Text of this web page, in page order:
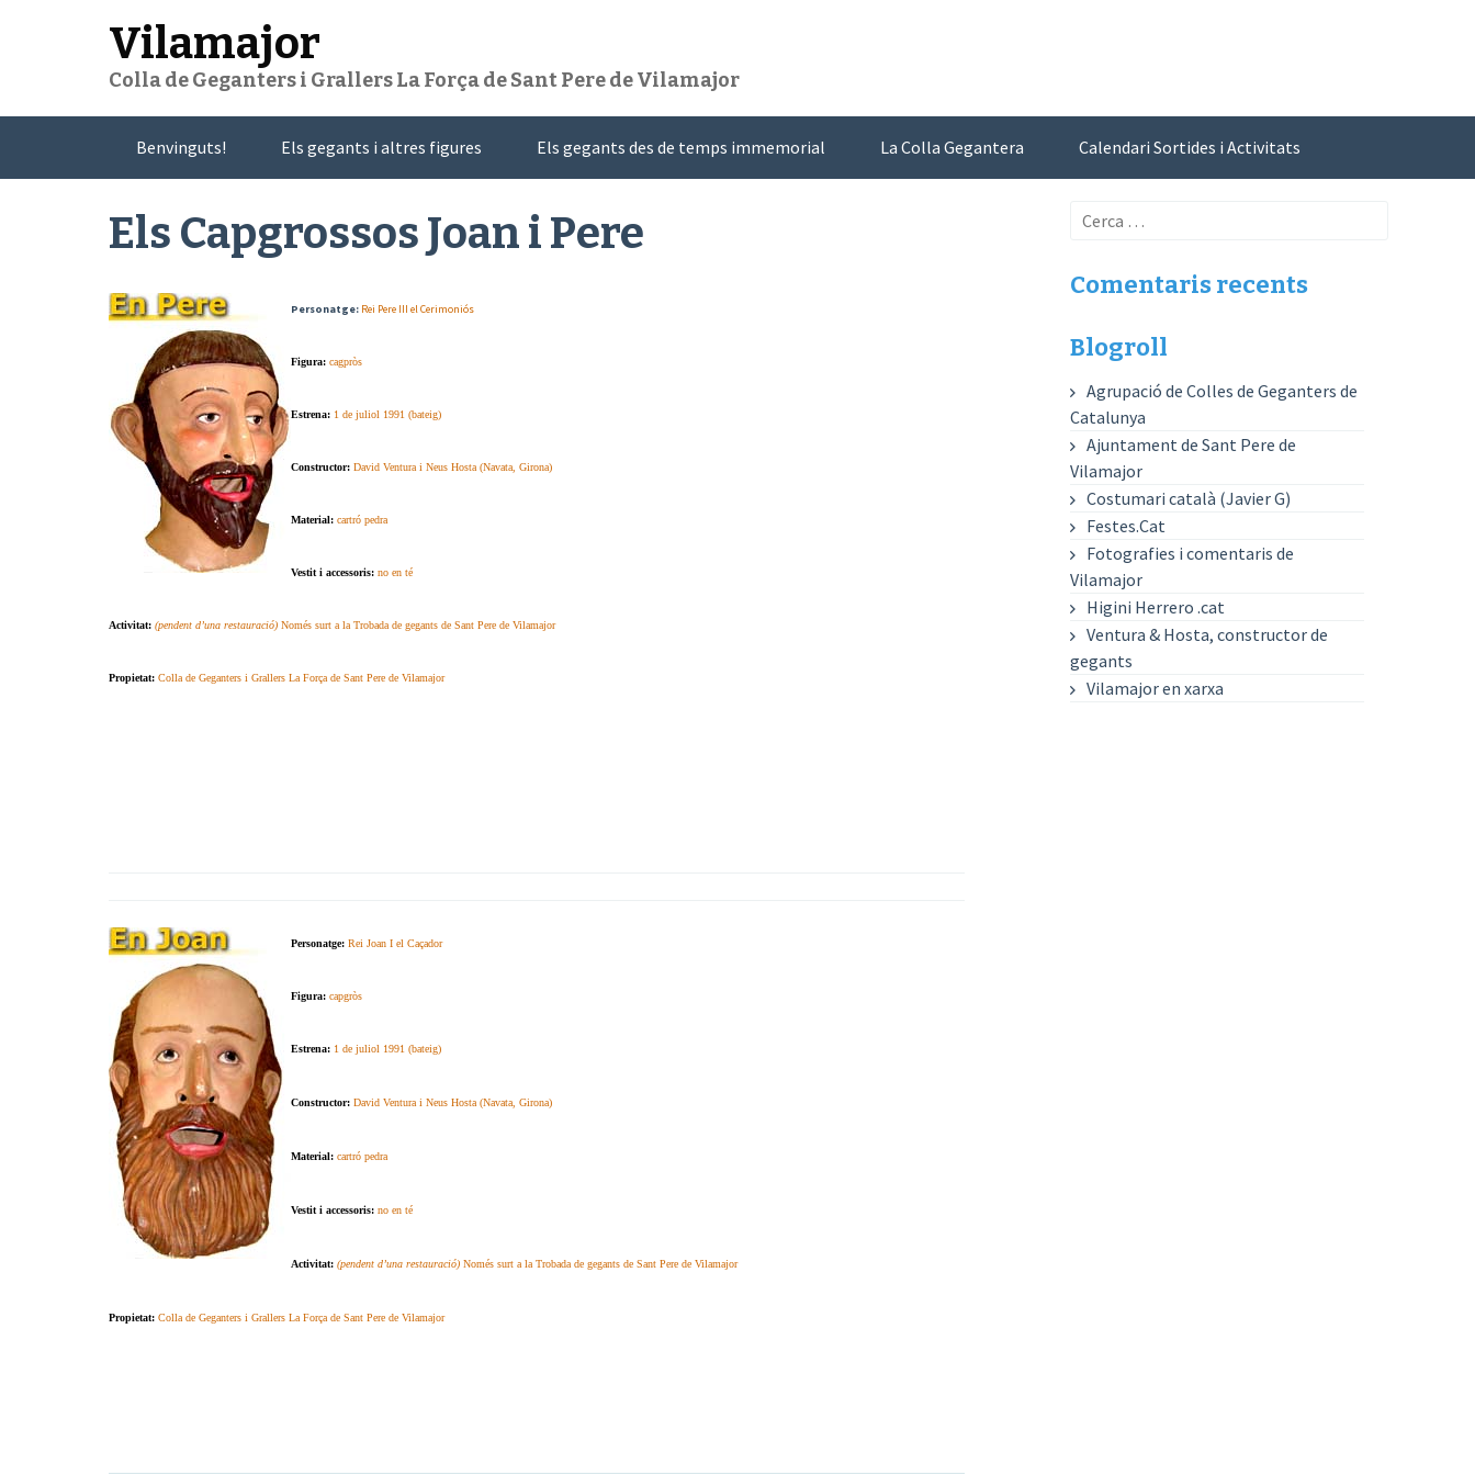
Vilamajor
Colla de Geganters i Grallers La Força de Sant Pere de Vilamajor
Benvinguts! Els gegants i altres figures Els gegants des de temps immemorial La Colla Gegantera Calendari Sortides i Activitats
Els Capgrossos Joan i Pere
Personatge: Rei Pere III el Cerimoniós
Figura: cagpròs
Estrena: 1 de juliol 1991 (bateig)
Constructor: David Ventura i Neus Hosta (Navata, Girona)
Material: cartró pedra
Vestit i accessoris: no en té
Activitat: (pendent d’una restauració)Només surt a la Trobada de gegants de Sant Pere de Vilamajor
Propietat: Colla de Geganters i Grallers La Força de Sant Pere de Vilamajor
Personatge: Rei Joan I el Caçador
Figura: capgròs
Estrena: 1 de juliol 1991 (bateig)
Constructor: David Ventura i Neus Hosta (Navata, Girona)
Material: cartró pedra
Vestit i accessoris: no en té
Activitat: (pendent d’una restauració)Només surt a la Trobada de gegants de Sant Pere de Vilamajor
Propietat: Colla de Geganters i Grallers La Força de Sant Pere de Vilamajor
Cerca:
Comentaris recents
Blogroll
Agrupació de Colles de Geganters de
Catalunya
Ajuntament de Sant Pere de
Vilamajor
Costumari català (Javier G)
Festes.Cat
Fotografies i comentaris de
Vilamajor
Higini Herrero .cat
Ventura & Hosta, constructor de
gegants
Vilamajor en xarxa